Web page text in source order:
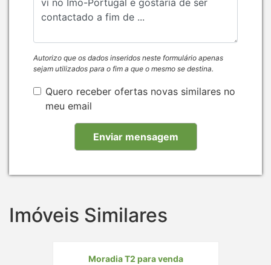
Autorizo que os dados inseridos neste formulário apenas
sejam utilizados para o fim a que o mesmo se destina.
Quero receber ofertas novas similares no
meu email
Imóveis Similares
Moradia T2 para venda